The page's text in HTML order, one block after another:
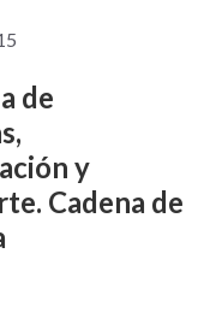
de
y
Cadena de